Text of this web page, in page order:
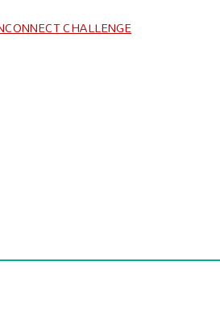
CHALLENGE